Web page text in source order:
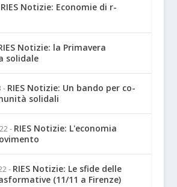
RIES Notizie: Economie di r-
Notizie: la Primavera
solidale
- RIES Notizie: Un bando per co-
solidali
- RIES Notizie: L'economia
- RIES Notizie: Le sfide delle
(11/11 a Firenze)